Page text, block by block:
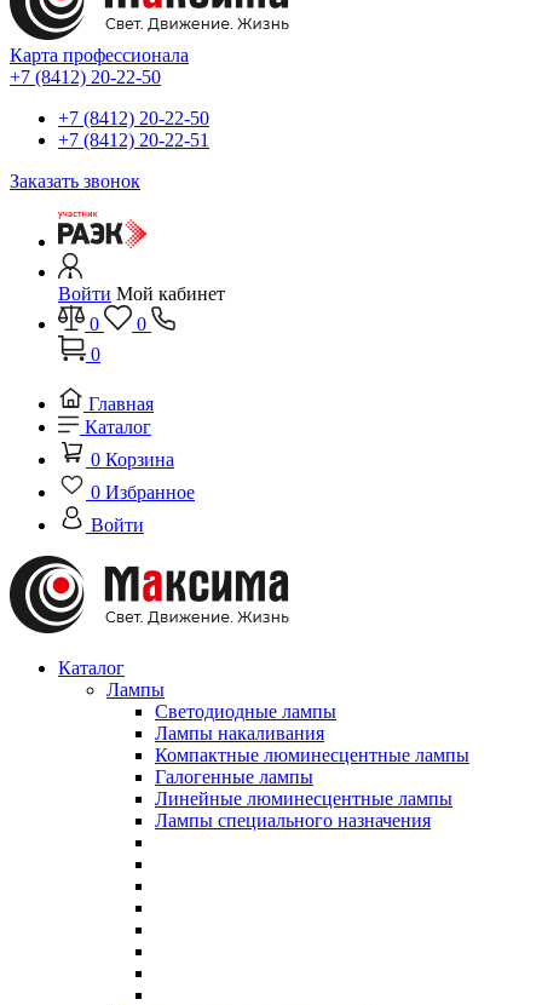
Карта профессионала
+7 (8412) 20-22-50
+7 (8412) 20-22-50
+7 (8412) 20-22-51
Заказать звонок
Войти Мой кабинет
0
0
0
Главная
Каталог
0 Корзина
0 Избранное
Войти
Каталог
Лампы
Светодиодные лампы
Лампы накаливания
Компактные люминесцентные лампы
Галогенные лампы
Линейные люминесцентные лампы
Лампы специального назначения